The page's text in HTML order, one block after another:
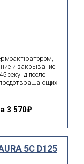
и закрывание
секунд после
3 570₽
5C D125